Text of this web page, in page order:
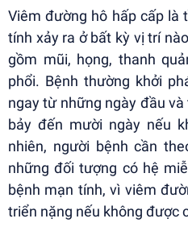
Viêm đường hô hấp cấp là
tính xảy ra ở bất kỳ vị trí
gồm mũi, họng, thanh
phổi. Bệnh thường khởi
ngay từ những ngày đầu
bảy đến mười ngày nếu
nhiên, người bệnh cần
những đối tượng có hệ
bệnh mạn tính, vì viêm
triển nặng nếu không được